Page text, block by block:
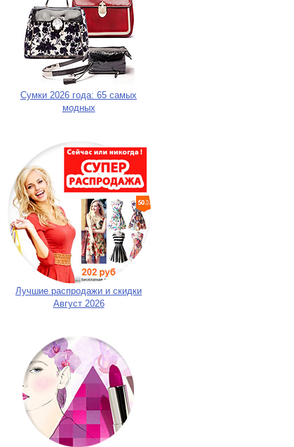
Сумки 2026 года: 65 самых
модных
Лучшие распродажи и скидки
Август 2026